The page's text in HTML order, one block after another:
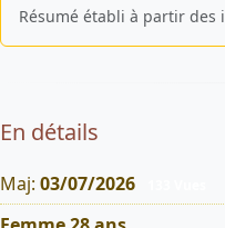
Résumé établi à partir des
En détails
Maj: 03/07/2026